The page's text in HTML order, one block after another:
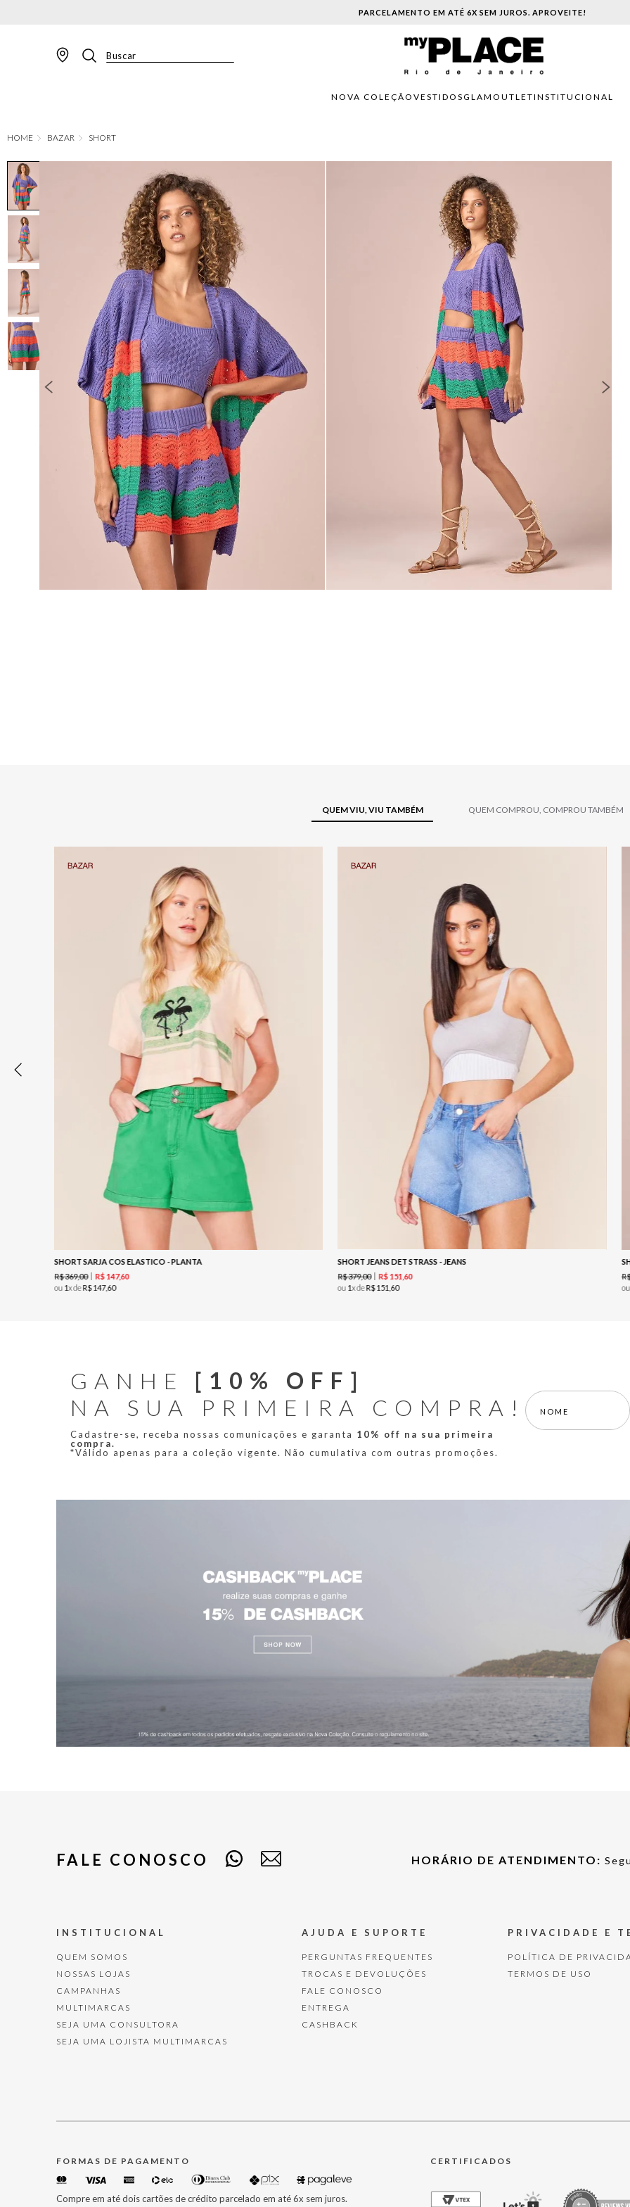
PARCELAMENTO EM ATÉ 6X SEM JUROS. APROVEITE!
Buscar
VESTIDOS
JAQUETA
CALÇA JEANS
SHORT
º COLETE
NOVA COLEÇÃO VESTIDOSGLAM OUTLETINSTITUCIONAL
BAZAR SHORT
QUEM VIU, VIU TAMBÉM QUEM COMPROU, COMPROU TAMBÉM
SHORT SARJA COS ELASTICO - PLANTA
R$369,00 R$ 147,60
ou 1x deR$147,60
SHORT JEANS DET STRASS - JEANS
R$379,00 R$ 151 ,60
ou 1x deR$151 60
ou
GANHE [10% OFF]
NA SUA PRIMEIRA COMPRA!
Cadastre-se, receba nossas comunicações e garanta 10% off na sua primeira
compra.
*Válido apenas para a coleção vigente. Não cumulativa com outras promoções.
FALE CONOSCO HORÁRIO DE ATENDIMENTO:
INSTITUCIONAL
QUEM SOMOS
NOSSAS LOJAS
CAMPANHAS
MULTIMARCAS
SEJA UMA CONSULTORA
SEJA UMA LOJISTA MULTIMARCAS
AJUDA E SUPORTE
PERGUNTAS FREQUENTES
TROCAS E DEVOLUÇÕES
FALE CONOSCO
ENTREGA
CASHBACK
PRIVACIDADE E
POLÍTICA DE
TERMOS DE USO
FORMAS DE PAGAMENTO
Compre em até dois cartões de crédito parcelado em até 6x sem juros.
CERTIFICADOS